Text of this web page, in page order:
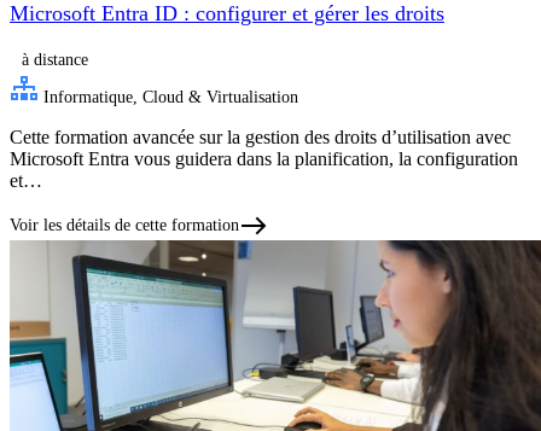
Microsoft Entra ID : configurer et gérer les droits
à distance
Informatique, Cloud & Virtualisation
Cette formation avancée sur la gestion des droits d’utilisation avec
Microsoft Entra vous guidera dans la planification, la configuration
et…
Voir les détails de cette formation